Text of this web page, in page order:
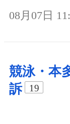
08月07日
競泳・本
訴
19